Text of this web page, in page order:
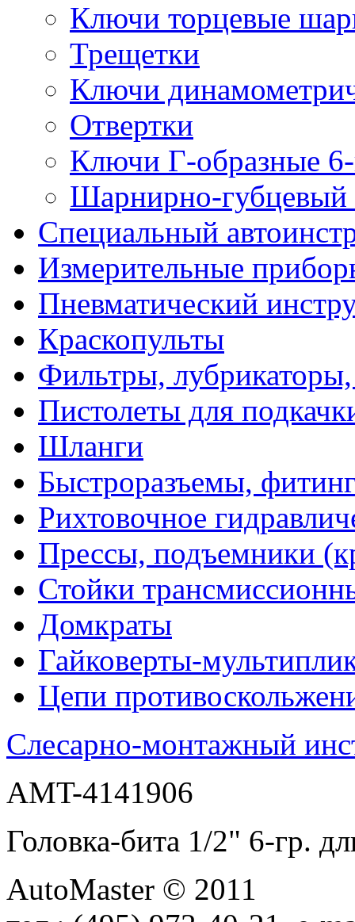
Ключи торцевые
Трещетки
Ключи
Отвертки
Ключи Г-образные
Шарнирно-губцевый
Специальный
Измерительные
Пневматический
Краскопульты
Фильтры,
Пистолеты для
Шланги
Быстроразъемы,
Рихтовочное
Прессы, подъемники
Стойки
Домкраты
Гайковерты-
Цепи
Слесарно-монтажный
AMT-4141906
Головка-бита 1/2" 6-гр.
AutoMaster © 2011